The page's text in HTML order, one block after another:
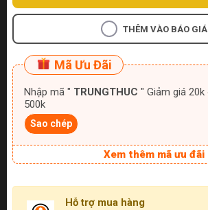
THÊM VÀO BÁO GIÁ
Mã Ưu Đãi
Nhập mã " TRUNGTHUC " Giảm giá 20k cho đơn hàng từ
500k
Sao chép
Xem thêm mã ưu đãi
Hỗ trợ mua hàng